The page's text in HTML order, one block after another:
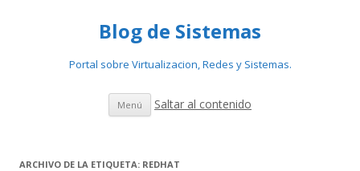
Blog de Sistemas
Portal sobre Virtualizacion, Redes y Sistemas.
Menú Saltar al contenido
ARCHIVO DE LA ETIQUETA: REDHAT